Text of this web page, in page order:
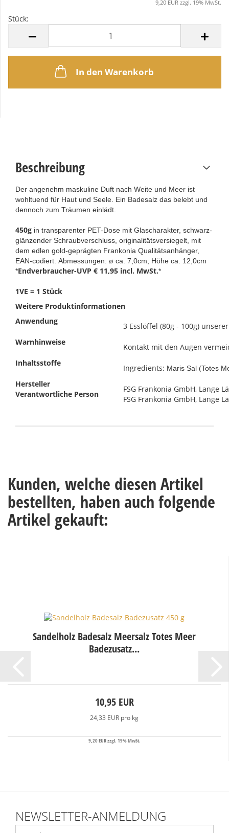
9,20 EUR zzgl. 19% MwSt.
Stück:
In den Warenkorb
Beschreibung
Der angenehm maskuline Duft nach Weite und Meer ist
wohltuend für Haut und Seele. Ein Badesalz das belebt und
dennoch zum Träumen einlädt.
450g in transparenter PET-Dose mit Glascharakter, schwarz-
glänzender Schraubverschluss, originalitätsversiegelt, mit
dem edlen gold-geprägten Frankonia Qualitätsanhänger,
EAN-codiert. Abmessungen: ø ca. 7,0cm; Höhe ca. 12,0cm
*Endverbraucher-UVP € 11,95 incl. MwSt.*
1VE = 1 Stück
Weitere Produktinformationen
Anwendung
3 Esslöffel (80g - 100g)
Warnhinweise
Kontakt mit den Augen
Inhaltsstoffe
Ingredients: Maris Sal (Totes
Hersteller
Verantwortliche Person
FSG Frankonia GmbH, Lange
FSG Frankonia GmbH, Lange
Kunden, welche diesen Artikel
bestellten, haben auch folgende
Artikel gekauft:
Sandelholz Badesalz Meersalz Totes Meer
Badezusatz...
10,95 EUR
24,33 EUR pro kg
9,20 EUR zzgl. 19% MwSt.
NEWSLETTER-ANMELDUNG